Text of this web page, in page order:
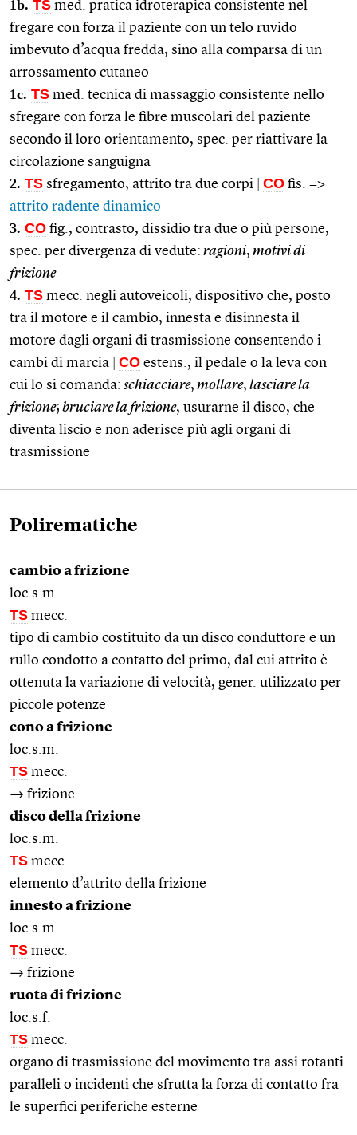
1b. TS med. pratica idroterapica consistente nel
fregare con forza il paziente con un telo ruvido
imbevuto d’acqua fredda, sino alla comparsa di un
arrossamento cutaneo
1c. TS med. tecnica di massaggio consistente nello
sfregare con forza le fibre muscolari del paziente
secondo il loro orientamento, spec. per riattivare la
circolazione sanguigna
2. TS sfregamento, attrito tra due corpi CO fis. =>
attrito radente dinamico
3. CO fig., contrasto, dissidio tra due o più persone,
spec. per divergenza di vedute: ragioni, motivi di
frizione
4. TS mecc. negli autoveicoli, dispositivo che, posto
tra il motore e il cambio, innesta e disinnesta il
motore dagli organi di trasmissione consentendo i
cambi di marcia
CO estens., il pedale o la leva con
cui lo si comanda: schiacciare, mollare, lasciare la
frizione; bruciare la frizione, usurarne il disco, che
diventa liscio e non aderisce più agli organi di
trasmissione
Polirematiche
cambio a frizione
loc.s.m.
TS mecc.
tipo di cambio costituito da un disco conduttore e un
rullo condotto a contatto del primo, dal cui attrito è
ottenuta la variazione di velocità, gener. utilizzato per
piccole potenze
cono a frizione
loc.s.m.
TS mecc.
→ frizione
disco della frizione
loc.s.m.
TS mecc.
elemento d’attrito della frizione
innesto a frizione
loc.s.m.
TS mecc.
→ frizione
ruota di frizione
loc.s.f.
TS mecc.
organo di trasmissione del movimento tra assi rotanti
paralleli o incidenti che sfrutta la forza di contatto fra
le superfici periferiche esterne